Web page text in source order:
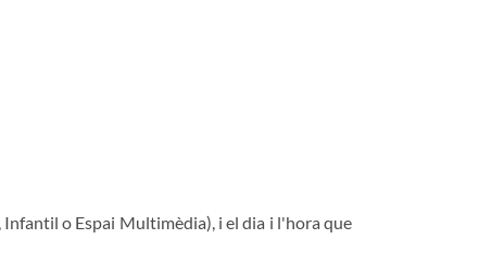
Infantil o Espai Multimèdia), i el dia i l'hora que